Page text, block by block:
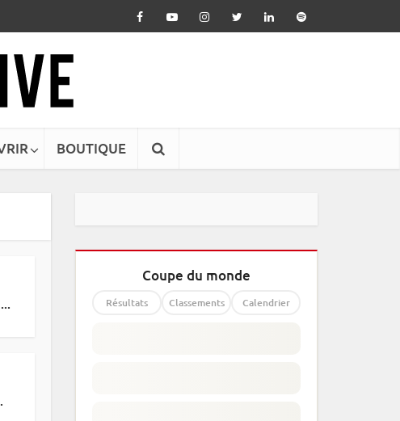
BOUTIQUE
Coupe du monde
Résultats Classements Calendrier